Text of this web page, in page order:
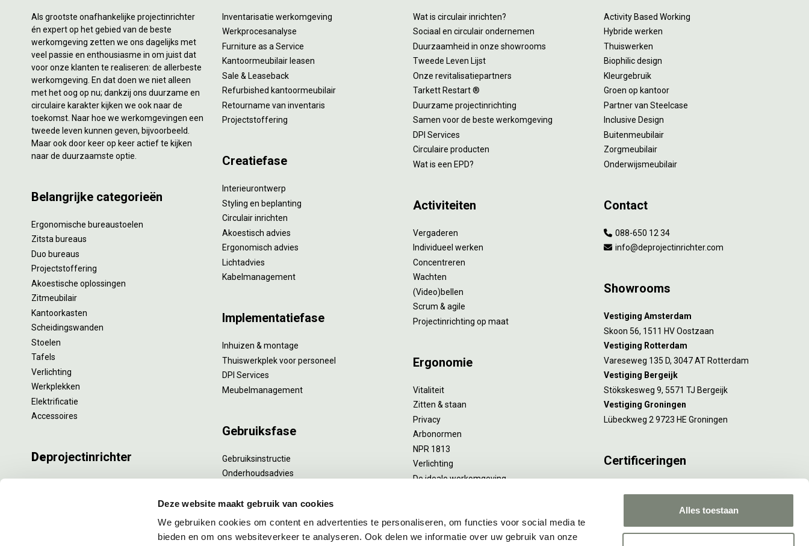
Deze website maakt gebruik van cookies
We gebruiken cookies om content en advertenties te personaliseren, om functies voor social media te
bieden en om ons websiteverkeer te analyseren. Ook delen we informatie over uw gebruik van onze
Alles toestaan
Als grootste onafhankelijke projectinrichter
én expert op het gebied van de beste
werkomgeving zetten we ons dagelijks met
veel passie en enthousiasme in om juist dat
voor onze klanten te realiseren: de allerbeste
werkomgeving. En dat doen we niet alleen
met het oog op nu; dankzij ons duurzame en
circulaire karakter kijken we ook naar de
toekomst. Naar hoe we werkomgevingen een
tweede leven kunnen geven, bijvoorbeeld.
Maar ook door keer op keer actief te kijken
naar de duurzaamste optie.
Belangrijke categorieën
Ergonomische bureaustoelen
Zitsta bureaus
Duo bureaus
Projectstoffering
Akoestische oplossingen
Zitmeubilair
Kantoorkasten
Scheidingswanden
Stoelen
Tafels
Verlichting
Werkplekken
Elektrificatie
Accessoires
Deprojectinrichter
Inventarisatie werkomgeving
Werkprocesanalyse
Furniture as a Service
Kantoormeubilair leasen
Sale & Leaseback
Refurbished kantoormeubilair
Retourname van inventaris
Projectstoffering
Creatiefase
Interieurontwerp
Styling en beplanting
Circulair inrichten
Akoestisch advies
Ergonomisch advies
Lichtadvies
Kabelmanagement
Implementatiefase
Inhuizen & montage
Thuiswerkplek voor personeel
DPI Services
Meubelmanagement
Gebruiksfase
Gebruiksinstructie
Onderhoudsadvies
Specialistische reiniging
Refurbishment
Interne verhuizing
Wat is circulair inrichten?
Sociaal en circulair ondernemen
Duurzaamheid in onze showrooms
Tweede Leven Lijst
Onze revitalisatiepartners
Tarkett Restart ®
Duurzame projectinrichting
Samen voor de beste werkomgeving
DPI Services
Circulaire producten
Wat is een EPD?
Activiteiten
Vergaderen
Individueel werken
Concentreren
Wachten
(Video)bellen
Scrum & agile
Projectinrichting op maat
Ergonomie
Vitaliteit
Zitten & staan
Privacy
Arbonormen
NPR 1813
Verlichting
De ideale werkomgeving
Activity Based Working
Hybride werken
Thuiswerken
Biophilic design
Kleurgebruik
Groen op kantoor
Partner van Steelcase
Inclusive Design
Buitenmeubilair
Zorgmeubilair
Onderwijsmeubilair
Contact
088-650 12 34
info@deprojectinrichter.com
Showrooms
Vestiging Amsterdam
Skoon 56, 1511 HV Oostzaan
Vestiging Rotterdam
Vareseweg 135 D, 3047 AT Rotterdam
Vestiging Bergeijk
Stökskesweg 9, 5571 TJ Bergeijk
Vestiging Groningen
Lübeckweg 2 9723 HE Groningen
Certificeringen
Rotterdam en Culemborg.